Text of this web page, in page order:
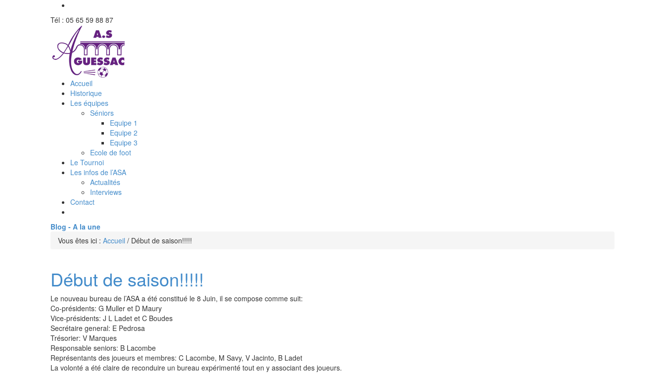
Tél : 05 65 59 88 87
Accueil
Historique
Les équipes
Séniors
Equipe 1
Equipe 2
Equipe 3
Ecole de foot
Le Tournoi
Les infos de l’ASA
Actualités
Interviews
Contact
Blog - A la une
Vous êtes ici : Accueil / Début de saison!!!!!
Début de saison!!!!!
Le nouveau bureau de l’ASA a été constitué le 8 Juin, il se compose comme suit:
Co-présidents: G Muller et D Maury
Vice-présidents: J L Ladet et C Boudes
Secrétaire general: E Pedrosa
Trésorier: V Marques
Responsable seniors: B Lacombe
Représentants des joueurs et membres: C Lacombe, M Savy, V Jacinto, B Ladet
La volonté a été claire de reconduire un bureau expérimenté tout en y associant des joueurs.